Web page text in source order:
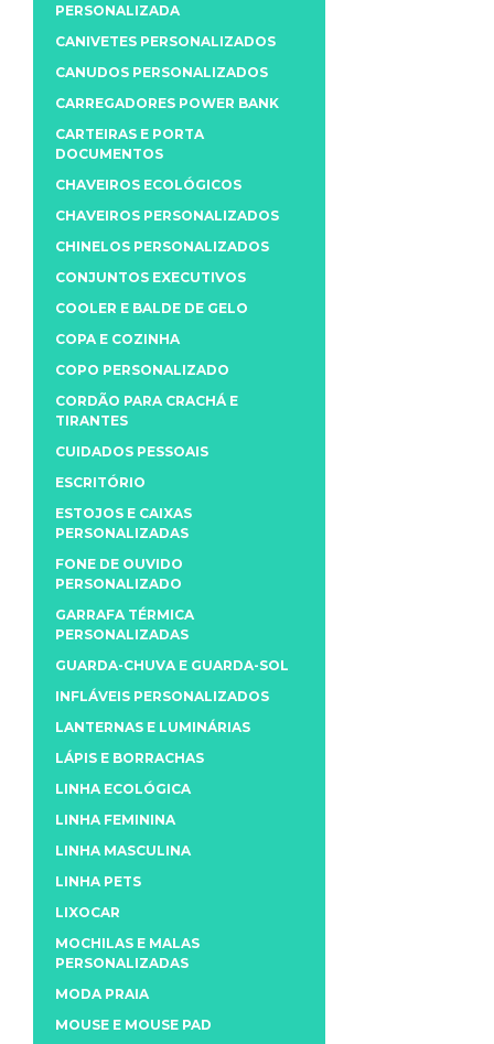
PERSONALIZADA
CANIVETES PERSONALIZADOS
CANUDOS PERSONALIZADOS
CARREGADORES POWER BANK
CARTEIRAS E PORTA
DOCUMENTOS
CHAVEIROS ECOLÓGICOS
CHAVEIROS PERSONALIZADOS
CHINELOS PERSONALIZADOS
CONJUNTOS EXECUTIVOS
COOLER E BALDE DE GELO
COPA E COZINHA
COPO PERSONALIZADO
CORDÃO PARA CRACHÁ E
TIRANTES
CUIDADOS PESSOAIS
ESCRITÓRIO
ESTOJOS E CAIXAS
PERSONALIZADAS
FONE DE OUVIDO
PERSONALIZADO
GARRAFA TÉRMICA
PERSONALIZADAS
GUARDA-CHUVA E GUARDA-SOL
INFLÁVEIS PERSONALIZADOS
LANTERNAS E LUMINÁRIAS
LÁPIS E BORRACHAS
LINHA ECOLÓGICA
LINHA FEMININA
LINHA MASCULINA
LINHA PETS
LIXOCAR
MOCHILAS E MALAS
PERSONALIZADAS
MODA PRAIA
MOUSE E MOUSE PAD